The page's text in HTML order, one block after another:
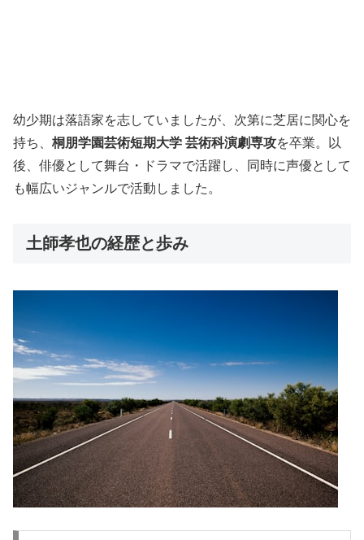
幼少期は落語家を志していましたが、次第に芝居に関心を
持ち、 桐朋学園芸術短期大学 芸術科演劇専攻を卒業。以
後、俳優として舞台・ドラマで活躍し、同時に声優として
も幅広いジャンルで活動しました。
土師孝也の経歴と歩み